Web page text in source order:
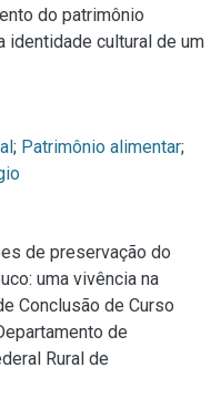
do patrimônio
identidade cultural de um
; Patrimônio alimentar;
de preservação do
uma vivência na
Conclusão de Curso
de
Rural de